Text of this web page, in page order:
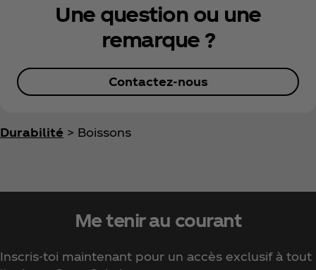
Une question ou une
remarque ?
Contactez-nous
Durabilité > Boissons
Me tenir au courant
Inscris-toi maintenant pour un accès exclusif à tout